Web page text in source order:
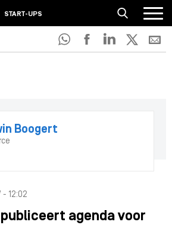
START-UPS
Delta publiceert agenda voor nieuwe
Boogert
- 12:02
agenda voor